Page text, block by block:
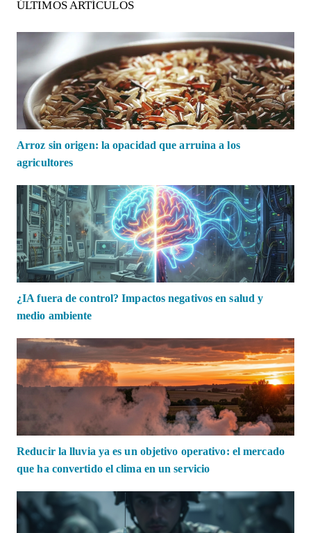
ÚLTIMOS ARTÍCULOS
Arroz sin origen: la opacidad que arruina a los
agricultores
¿IA fuera de control? Impactos negativos en salud y
medio ambiente
Reducir la lluvia ya es un objetivo operativo: el mercado
que ha convertido el clima en un servicio